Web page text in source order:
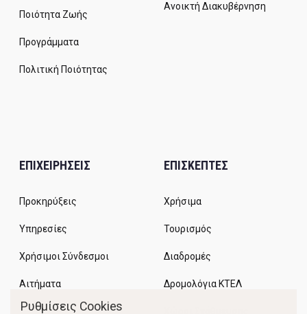
Ποιότητα Ζωής
Προγράμματα
Πολιτική Ποιότητας
Ανοικτή Διακυβέρνηση
ΕΠΙΧΕΙΡΗΣΕΙΣ
Προκηρύξεις
Υπηρεσίες
Χρήσιμοι Σύνδεσμοι
Αιτήματα
ΕΠΙΣΚΕΠΤΕΣ
Χρήσιμα
Τουρισμός
Διαδρομές
Δρομολόγια ΚΤΕΛ
Ρυθμίσεις Cookies